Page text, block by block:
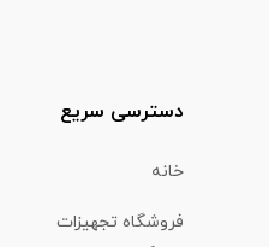
دسترسی سریع
خانه
فروشگاه تجهیزات